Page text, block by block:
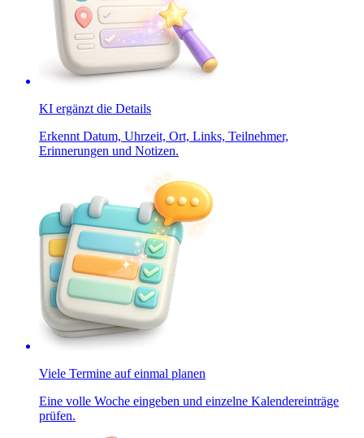
KI ergänzt die Details
Erkennt Datum, Uhrzeit, Ort, Links, Teilnehmer,
Erinnerungen und Notizen.
Viele Termine auf einmal planen
Eine volle Woche eingeben und einzelne Kalendereinträge
prüfen.